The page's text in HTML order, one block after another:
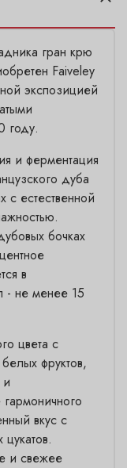
гран крю
Faiveley
экспозицией
году.
и ферментация
дуба
с естественной
бочках
в
- не менее 15
цвета с
фруктов,
вкус с
и свежее